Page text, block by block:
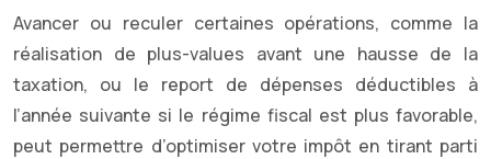
Avancer ou reculer certaines opérations, comme la
réalisation de plus-values avant une hausse de la
taxation, ou le report de dépenses déductibles à
l’année suivante si le régime fiscal est plus favorable,
peut permettre d’optimiser votre impôt en tirant parti